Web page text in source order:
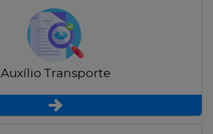
Auxílio Transporte